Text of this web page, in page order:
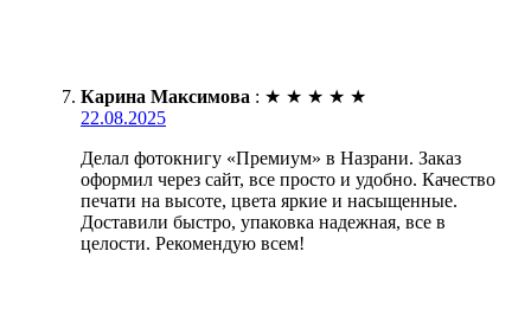
Карина Максимова : ★ ★ ★ ★ ★
22.08.2025
Делал фотокнигу «Премиум» в Назрани. Заказ
оформил через сайт, все просто и удобно. Качество
печати на высоте, цвета яркие и насыщенные.
Доставили быстро, упаковка надежная, все в
целости. Рекомендую всем!